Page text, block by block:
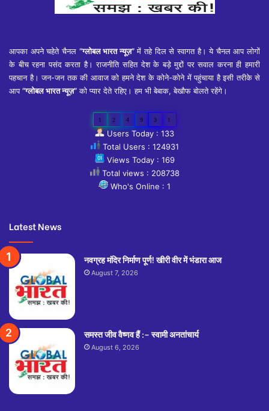
आपका अपने चहेते चैनल “ग्लोबल भारत न्यूज़”में तहे दिल से स्वागत है। ये चैनल आप लोगों
के बीच रहना पसंद करता है। राजनीति सहित देश के बड़े मुद्दों पर सवाल करना ही हमारी
पहचान है। जन-जन तक की आवाज को हमने देश के कोने-कोने में पहुंचाया है इसी तरीके से
आप“ग्लोबल भारत न्यूज़”को प्यार देते रहिए। हम भी बेबाक, बेखौफ बोलते रहेंगे।
1 2 4 9 3 1
Users Today : 133
Total Users : 124931
Views Today : 169
Total views : 208738
Who's Online : 1
Latest News
नवग्रह मंदिर निर्माण पूर्ण! खीरी वीर में भंडारा आज
August 7, 2026
समस्त जीव वैष्णव हैं :– स्वामी अनतांचार्य
August 6, 2026